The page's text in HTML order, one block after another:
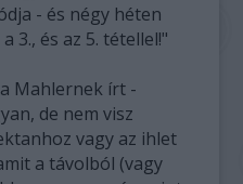
- és négy héten
3., és az 5. tétellel!"
Mahlernek írt -
de nem visz
vagy az ihlet
a távolból (vagy